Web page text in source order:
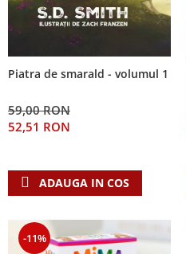
Piatra de smarald - volumul 1
59,00 RON
52,51 RON
ADAUGA IN COS
-11%